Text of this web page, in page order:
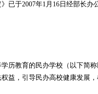
于2007年1月16日经部长办
教育的民办学校（以下简称
益，引导民办高校健康发展